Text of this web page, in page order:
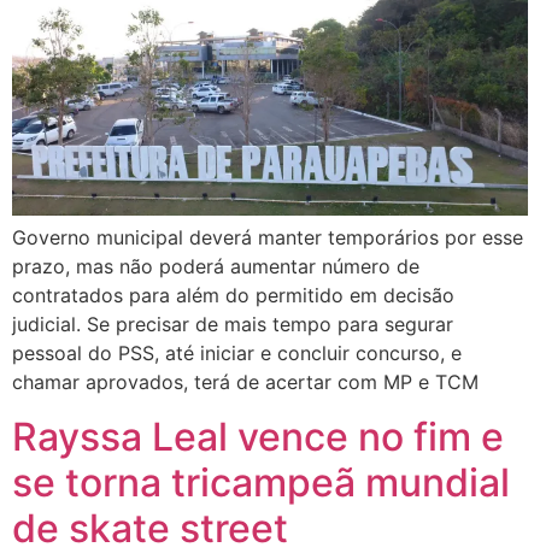
Governo municipal deverá manter temporários por esse
prazo, mas não poderá aumentar número de
contratados para além do permitido em decisão
judicial. Se precisar de mais tempo para segurar
pessoal do PSS, até iniciar e concluir concurso, e
chamar aprovados, terá de acertar com MP e TCM
Rayssa Leal vence no fim e
se torna tricampeã mundial
de skate street